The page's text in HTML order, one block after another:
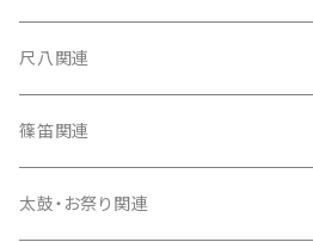
箏カバー
箏袋
口前袋・尾布
三味線（本体）
三味線ケース
長トランク・三ツ折トランク
雨用カバー
尺八関連
尺八（本体）
尺八袋
篠笛関連
篠笛（本体）
太鼓・お祭り関連